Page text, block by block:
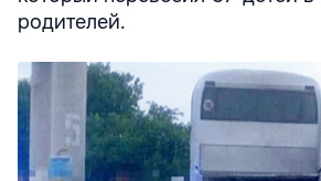
родителей.